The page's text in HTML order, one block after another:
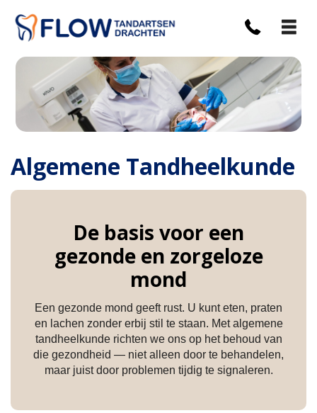
Algemene Tandheelkunde
De basis voor een
gezonde en zorgeloze
mond
Een gezonde mond geeft rust. U kunt eten, praten
en lachen zonder erbij stil te staan. Met algemene
tandheelkunde richten we ons op het behoud van
die gezondheid — niet alleen door te behandelen,
maar juist door problemen tijdig te signaleren.